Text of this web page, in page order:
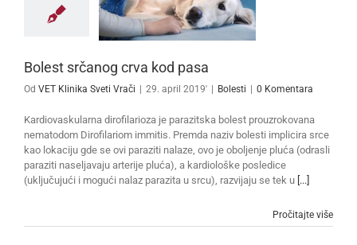
pasa
Bolest srčanog crva kod pasa
Od VET Klinika Sveti Vrači 29. april 2019' Bolesti 0 Komentara
Kardiovaskularna dirofilarioza je parazitska bolest prouzrokovana
nematodom Dirofilariom immitis. Premda naziv bolesti implicira srce
kao lokaciju gde se ovi paraziti nalaze, ovo je oboljenje pluća (odrasli
paraziti naseljavaju arterije pluća), a kardiološke posledice
(uključujući i mogući nalaz parazita u srcu), razvijaju se tek u [...]
Pročitajte više